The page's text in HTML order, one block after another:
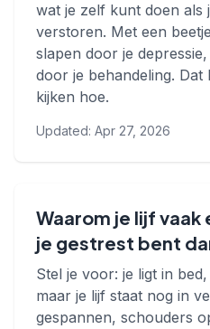
wat je zelf kunt doen als
verstoren. Met een
slapen door je
door je behandeling. Dat
kijken hoe.
Updated: Apr 27, 2026
Waarom je lijf
je gestrest bent
Stel je voor: je ligt in
maar je lijf staat nog in
gespannen, schouders